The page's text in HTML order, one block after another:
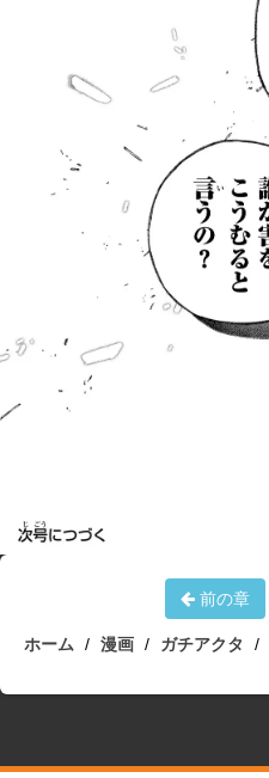
前の章
ホーム 漫画 ガチアクタ